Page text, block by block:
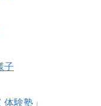
子
験塾」